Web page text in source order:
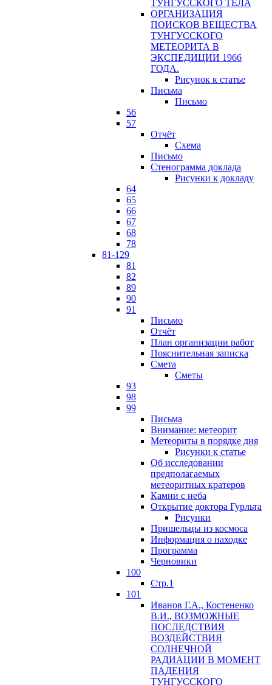
ТУНГУССКОГО ТЕЛА
ОРГАНИЗАЦИЯ
ПОИСКОВ ВЕЩЕСТВА
ТУНГУССКОГО
МЕТЕОРИТА В
ЭКСПЕДИЦИИ 1966
ГОДА.
Рисунок к статье
Письма
Письмо
56
57
Отчёт
Схема
Письмо
Стенограмма доклада
Рисунки к докладу
64
65
66
67
68
78
81-129
81
82
89
90
91
Письмо
Отчёт
План организации работ
Пояснительная записка
Смета
Сметы
93
98
99
Письма
Внимание: метеорит
Метеориты в порядке дня
Рисунки к статье
Об исследовании
предполагаемых
метеоритных кратеров
Камни с неба
Открытие доктора Гурльта
Рисунки
Пришельцы из космоса
Информация о находке
Программа
Черновики
100
Стр.1
101
Иванов Г.А., Костененко
В.И., ВОЗМОЖНЫЕ
ПОСЛЕДСТВИЯ
ВОЗДЕЙСТВИЯ
СОЛНЕЧНОЙ
РАДИАЦИИ В МОМЕНТ
ПАДЕНИЯ
ТУНГУССКОГО